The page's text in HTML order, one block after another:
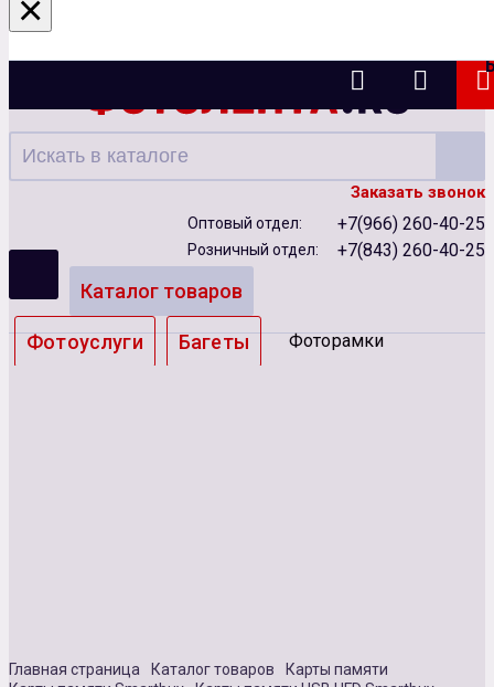
Казань
Заказать звонок
Оптовый отдел: +7(966) 260-40-25
Розничный отдел: +7(843) 260-40-25
Каталог товаров
Фотоуслуги Багеты Фоторамки
Главная страница Каталог товаров
Карты памяти
×